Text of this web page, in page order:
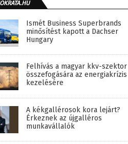
Ismét Business Superbrands
minősítést kapott a Dachser
Hungary
Felhívás a magyar kkv-szektor
összefogására az energiakrízis
kezelésére
A kékgallérosok kora lejárt?
Érkeznek az újgalléros
munkavállalók